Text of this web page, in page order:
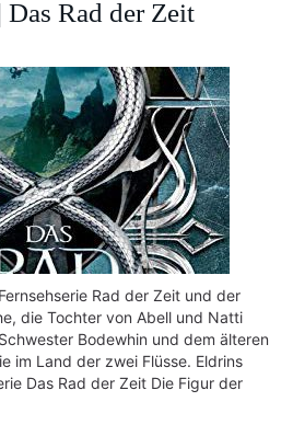
Rad der Zeit
Rad der Zeit und der
die Tochter von Abell und Natti
Bodewhin und dem älteren
im Land der zwei Flüsse. Eldrins
Das Rad der Zeit Die Figur der